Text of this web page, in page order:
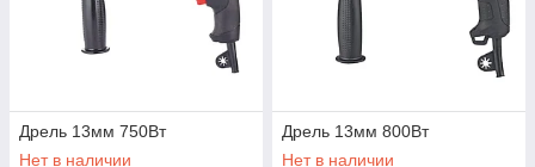
Дрель 13мм 750Вт
Нет в наличии
Дрель 13мм 800Вт
Нет в наличии